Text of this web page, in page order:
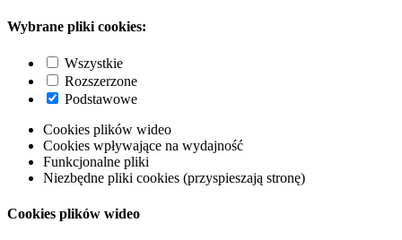
Wybrane pliki cookies:
Wszystkie
Rozszerzone
Podstawowe
Cookies plików wideo
Cookies wpływające na wydajność
Funkcjonalne pliki
Niezbędne pliki cookies (przyspieszają stronę)
Cookies plików wideo